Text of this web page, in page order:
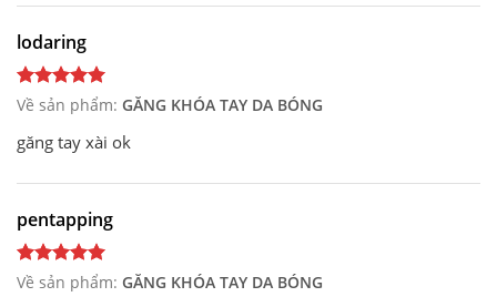
lodaring
Về sản phẩm: GĂNG KHÓA TAY DA BÓNG
găng tay xài ok
pentapping
Về sản phẩm: GĂNG KHÓA TAY DA BÓNG